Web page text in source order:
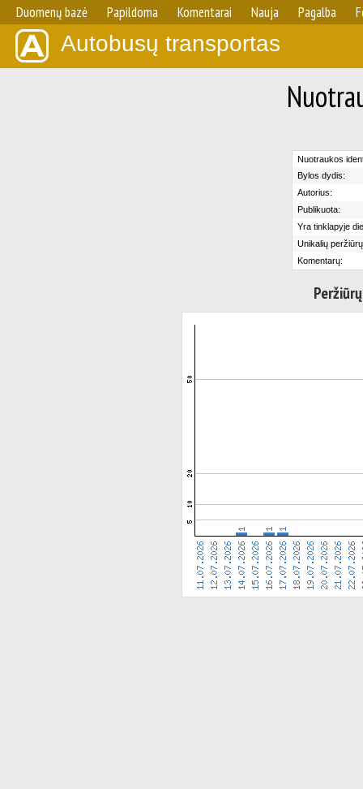
Duomenų bazė Papildoma Komentarai Nauja Pagalba
Autobusų transportas
Nuotraukos
Bylos dydis:
Autorius:
Publikuota:
Yra tinklapyje
Unikalių
Komentarų: